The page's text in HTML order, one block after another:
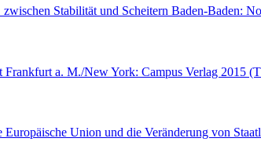
Stabilität und Scheitern Baden-Baden:
a. M./New York: Campus Verlag
Union und die Veränderung von